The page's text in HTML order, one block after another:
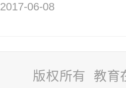
2017-06-08
版权所有 教育